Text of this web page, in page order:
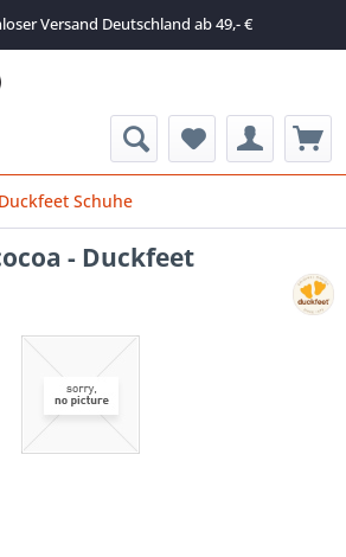
Versand Deutschland ab 49,- €
Schuhe
- Duckfeet